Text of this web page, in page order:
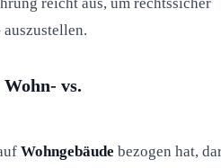
auszustellen.
vs.
Wohngebäude bezogen hat,